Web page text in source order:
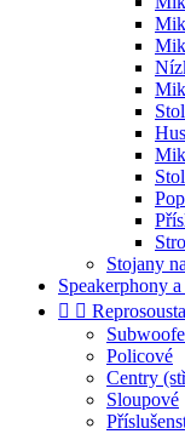
Stojany
Speakerphony
 
Policové
Centry
Sloupové